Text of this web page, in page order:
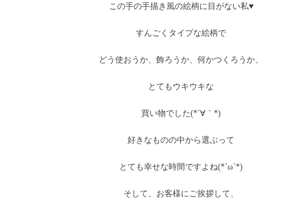
この手の手描き風の絵柄に目がない私♥
すんごくタイプな絵柄で
どう使おうか、飾ろうか、何かつくろうか、
とてもウキウキな
買い物でした(*´∀｀*)
好きなものの中から選ぶって
とても幸せな時間ですよね(*´ω`*)
そして、お客様にご挨拶して、